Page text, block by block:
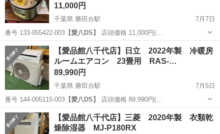
11,000円
千葉県 勝田台駅
7月7日
番号 133-055422-003【愛八DS】 店頭価格 11,000円(…
千葉 八千代市 勝田台駅 キッチン家電 商品
【愛品館八千代店】日立 2022年製 冷暖房
ルームエアコン 23畳用 RAS-…
89,990円
千葉県 勝田台駅
7月5日
番号 144-005115-003【愛八DS】 店頭価格 89,990円(…
千葉 八千代市 勝田台駅 季節、空調家電 商品
【愛品館八千代店】三菱 2020年製 衣類乾
燥除湿器 MJ-P180RX